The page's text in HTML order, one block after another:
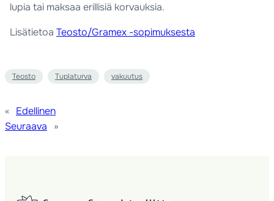
lupia tai maksaa erillisiä korvauksia.
Lisätietoa Teosto/Gramex -sopimuksesta
Teosto Tuplaturva vakuutus
« Edellinen
Seuraava
»